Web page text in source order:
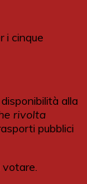
i cinque
alla
rivolta
pubblici
votare.